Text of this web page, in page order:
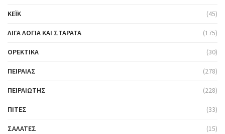
ΚΈΙΚ (45)
ΛΊΓΑ ΛΌΓΙΑ ΚΑΙ ΣΤΑΡΆΤΑ (175)
ΟΡΕΚΤΙΚΆ (30)
ΠΕΙΡΑΙΆΣ (278)
ΠΕΙΡΑΙΏΤΗΣ (228)
ΠΊΤΕΣ (33)
ΣΑΛΆΤΕΣ (15)